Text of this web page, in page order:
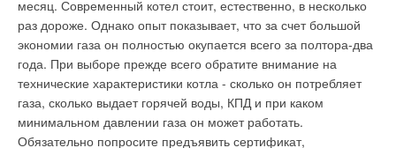
месяц. Современный котел стоит, естественно, в несколько
раз дороже. Однако опыт показывает, что за счет большой
экономии газа он полностью окупается всего за полтора-два
года. При выборе прежде всего обратите внимание на
технические характеристики котла - сколько он потребляет
газа, сколько выдает горячей воды, КПД и при каком
минимальном давлении газа он может работать.
Обязательно попросите предъявить сертификат,